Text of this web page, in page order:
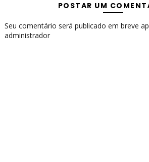
POSTAR UM
Seu comentário será publicado em breve
administrador